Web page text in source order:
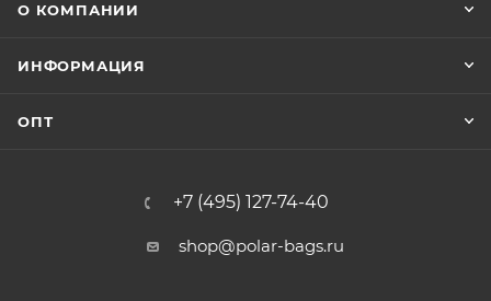
О КОМПАНИИ
ИНФОРМАЦИЯ
ОПТ
+7 (495) 127-74-40
shop@polar-bags.ru